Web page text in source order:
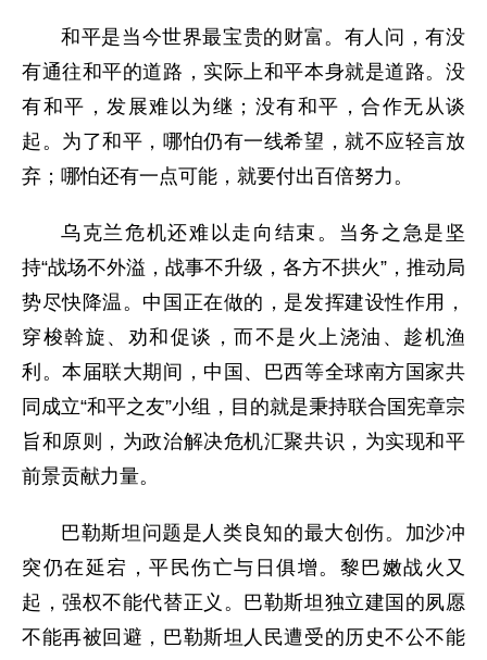
和平是当今世界最宝贵的财富。有人问，有没
有通往和平的道路，实际上和平本身就是道路。没
有和平，发展难以为继；没有和平，合作无从谈
起。为了和平，哪怕仍有一线希望，就不应轻言放
弃；哪怕还有一点可能，就要付出百倍努力。
乌克兰危机还难以走向结束。当务之急是坚
持“战场不外溢，战事不升级，各方不拱火”，推动局
势尽快降温。中国正在做的，是发挥建设性作用，
穿梭斡旋、劝和促谈，而不是火上浇油、趁机渔
利。本届联大期间，中国、巴西等全球南方国家共
同成立“和平之友”小组，目的就是秉持联合国宪章宗
旨和原则，为政治解决危机汇聚共识，为实现和平
前景贡献力量。
巴勒斯坦问题是人类良知的最大创伤。加沙冲
突仍在延宕，平民伤亡与日俱增。黎巴嫩战火又
起，强权不能代替正义。巴勒斯坦独立建国的夙愿
不能再被回避，巴勒斯坦人民遭受的历史不公不能